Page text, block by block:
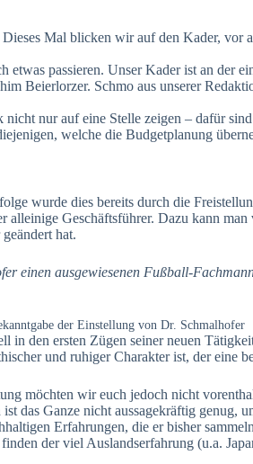
Mal blicken wir auf den Kader,
etwas passieren. Unser Kader ist an der
Beierlorzer. Schmo aus unserer
nur auf eine Stelle zeigen – dafür
welche die Budgetplanung
wurde dies bereits durch die
alleinige Geschäftsführer. Dazu kann
hat.
einen ausgewiesenen Fußball-
der Einstellung von Dr. Schmalhofer
in den ersten Zügen seiner neuen
und ruhiger Charakter ist, der
möchten wir euch jedoch nicht
das Ganze nicht aussagekräftig genug,
Erfahrungen, die er bisher
der viel Auslandserfahrung (u.a.